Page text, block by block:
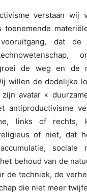
verstaan wij
toenemende
dat de
de weg en de
willen de dodelijke
avatar «
antiproductivisme
links of rechts,
of niet, dat
sociale
behoud van de
de techniek, de
die niet meer